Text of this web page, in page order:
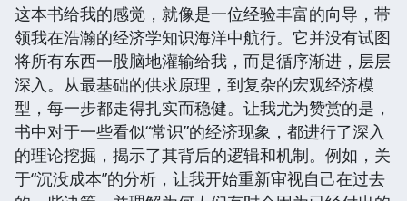
这本书给我的感觉，就像是一位经验丰富的向导，带
领我在浩瀚的经济学知识海洋中航行。它并没有试图
将所有东西一股脑地灌输给我，而是循序渐进，层层
深入。从最基础的供求原理，到复杂的宏观经济模
型，每一步都走得扎实而稳健。让我尤为赞赏的是，
书中对于一些看似“常识”的经济现象，都进行了深入
的理论挖掘，揭示了其背后的逻辑和机制。例如，关
于“沉没成本”的分析，让我开始重新审视自己在过去